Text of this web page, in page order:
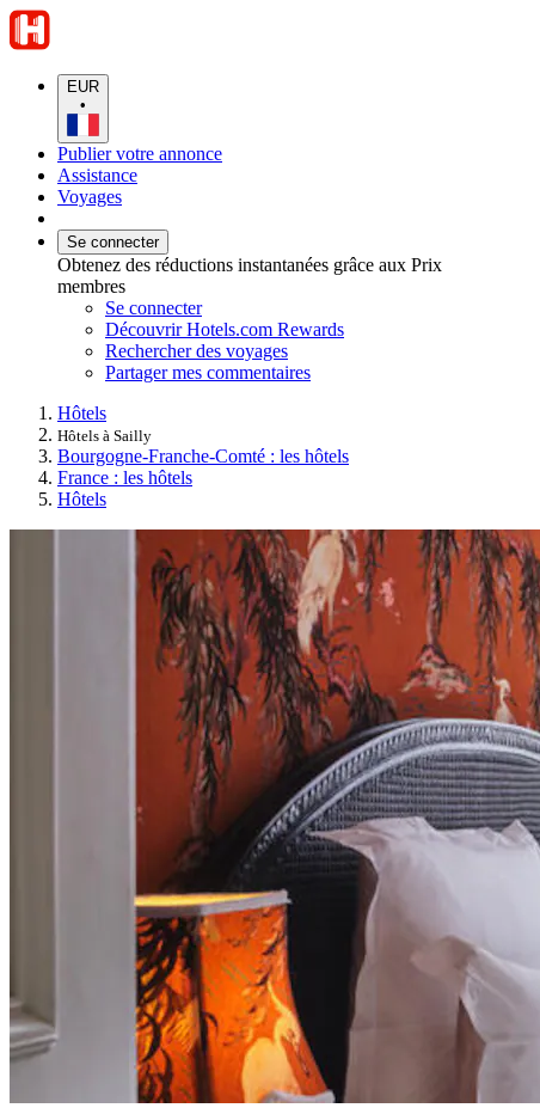
EUR
•
Publier votre annonce
Assistance
Voyages
Se connecter
Obtenez des réductions instantanées grâce aux Prix
membres
Se connecter
Découvrir Hotels.com Rewards
Rechercher des voyages
Partager mes commentaires
Hôtels
Hôtels à Sailly
Bourgogne-Franche-Comté : les hôtels
France : les hôtels
Hôtels